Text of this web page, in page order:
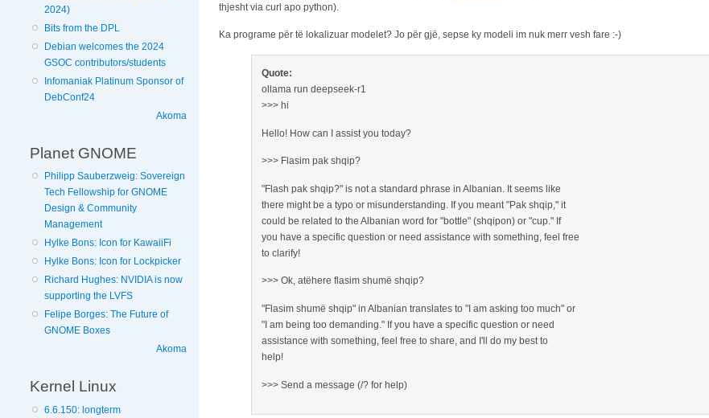
2024)
Bits from the DPL
Debian welcomes the 2024
GSOC contributors/students
Infomaniak Platinum Sponsor of
DebConf24
Akoma
Planet GNOME
Philipp Sauberzweig: Sovereign
Tech Fellowship for GNOME
Design & Community
Management
Hylke Bons: Icon for KawaiiFi
Hylke Bons: Icon for Lockpicker
Richard Hughes: NVIDIA is now
supporting the LVFS
Felipe Borges: The Future of
GNOME Boxes
Akoma
Kernel Linux
6.6.150: longterm
thjesht via curl apo python).
Ka programe për të lokalizuar modelet? Jo për gjë, sepse ky modeli im nuk merr vesh fare :-)
Quote:
ollama run deepseek-r1
>>> hi
Hello! How can I assist you today?
>>> Flasim pak shqip?
"Flash pak shqip?" is not a standard phrase in Albanian. It seems like
there might be a typo or misunderstanding. If you meant "Pak shqip," it
could be related to the Albanian word for "bottle" (shqipon) or "cup." If
you have a specific question or need assistance with something, feel free
to clarify!
>>> Ok, atëhere flasim shumë shqip?
"Flasim shumë shqip" in Albanian translates to "I am asking too much" or
"I am being too demanding." If you have a specific question or need
assistance with something, feel free to share, and I'll do my best to
help!
>>> Send a message (/? for help)